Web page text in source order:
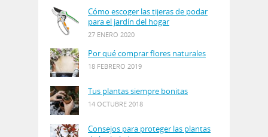
Cómo escoger las tijeras de podar
para el jardín del hogar
27 ENERO 2020
Por qué comprar flores naturales
18 FEBRERO 2019
Tus plantas siempre bonitas
14 OCTUBRE 2018
Consejos para proteger las plantas